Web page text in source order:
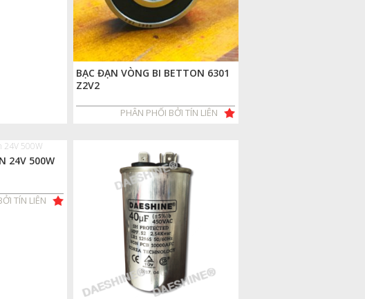
BẠC ĐẠN VÒNG BI BETTON 6301
Z2V2
PHÂN PHỐI BỞI TÍN LIÊN
24V 500W
TÍN LIÊN